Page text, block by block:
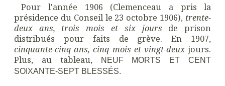
Pour l'année 1906 (Clemenceau a pris la
présidence du Conseil le 23 octobre 1906), trente-
deux ans, trois mois et six joursde prison
distribués pour faits de grève. En 1907,
cinquante-cinq ans, cinq mois et vingt-deux jours.
Plus, au tableau,
NEUF MORTS ET CENT
SOIXANTE-SEPT BLESSÉS.